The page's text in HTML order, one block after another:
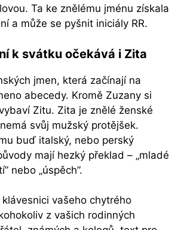
Ta ke znělému jménu získala
a může se pyšnit iniciály RR.
k svátku očekává i Zita
jmen, která začínají na
abecedy. Kromě Zuzany si
Zitu. Zita je znělé ženské
svůj mužský protějšek.
buď italský, nebo perský
mají hezký překlad – „mladé
nebo „úspěch”.
vašeho chytrého
z vašich rodinných